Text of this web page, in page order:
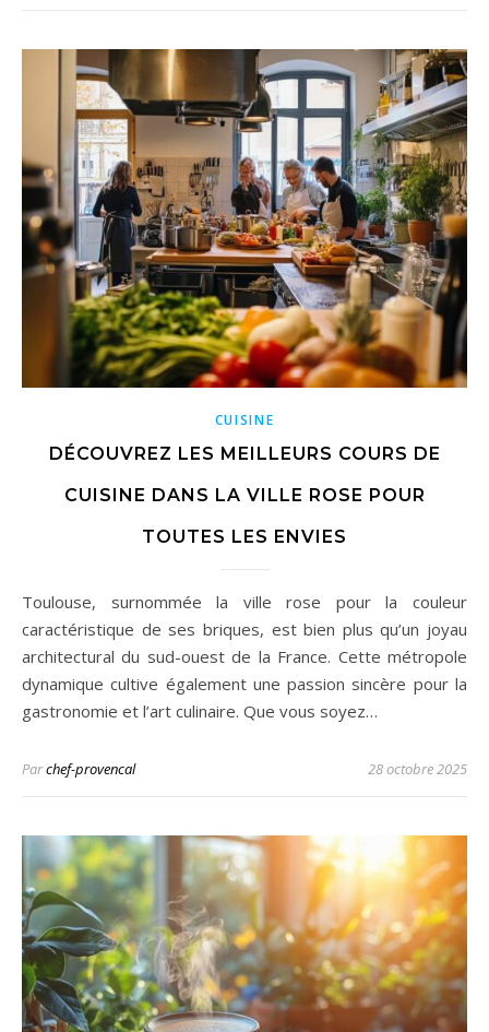
CUISINE
DÉCOUVREZ LES MEILLEURS COURS DE
CUISINE DANS LA VILLE ROSE POUR
TOUTES LES ENVIES
Toulouse, surnommée la ville rose pour la couleur
caractéristique de ses briques, est bien plus qu’un joyau
architectural du sud-ouest de la France. Cette métropole
dynamique cultive également une passion sincère pour la
gastronomie et l’art culinaire. Que vous soyez…
Parchef-provencal 28 octobre 2025